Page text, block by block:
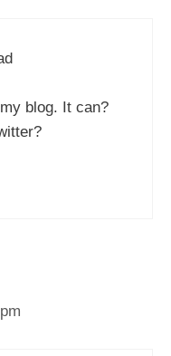
blog. It can?